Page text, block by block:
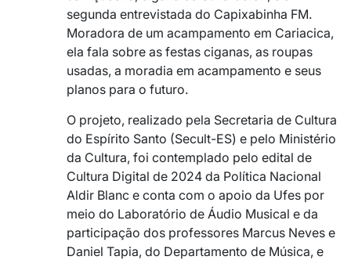
segunda entrevistada do Capixabinha FM.
Moradora de um acampamento em Cariacica,
ela fala sobre as festas ciganas, as roupas
usadas, a moradia em acampamento e seus
planos para o futuro.
O projeto, realizado pela Secretaria de Cultura
do Espírito Santo (Secult-ES) e pelo Ministério
da Cultura, foi contemplado pelo edital de
Cultura Digital de 2024 da Política Nacional
Aldir Blanc e conta com o apoio da Ufes por
meio do Laboratório de Áudio Musical e da
participação dos professores Marcus Neves e
Daniel Tapia, do Departamento de Música, e